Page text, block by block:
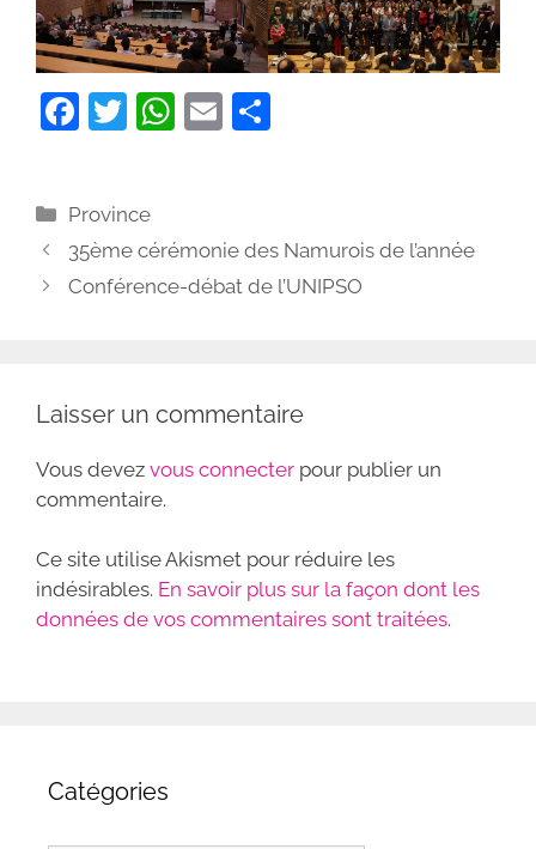
F
e
b
o
T
er
W
A
p
E
er
Catégories
Province
35ème cérémonie des Namurois de l’année
Conférence-débat de l’UNIPSO
Laisser un commentaire
Vous devez vous connecter pour publier un
commentaire.
Ce site utilise Akismet pour réduire les
indésirables. En savoir plus sur la façon dont les
données de vos commentaires sont traitées.
Catégories